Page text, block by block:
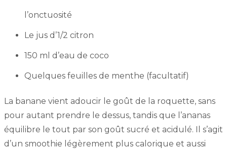
l’onctuosité
Le jus d’1/2 citron
150 ml d’eau de coco
Quelques feuilles de menthe (facultatif)
La banane vient adoucir le goût de la roquette, sans
pour autant prendre le dessus, tandis que l’ananas
équilibre le tout par son goût sucré et acidulé. Il s’agit
d’un smoothie légèrement plus calorique et aussi